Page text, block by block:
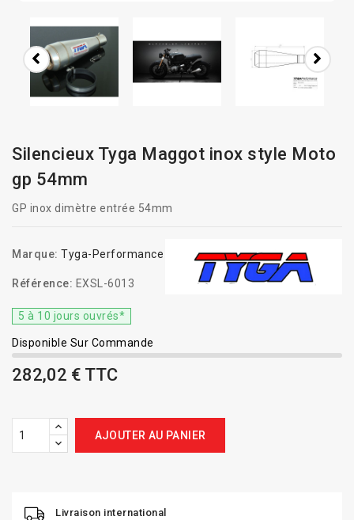
Silencieux Tyga Maggot inox style Moto
gp 54mm
GP inox dimètre entrée 54mm
Marque: Tyga-Performance
Référence: EXSL-6013
5 à 10 jours ouvrés*
Disponible Sur Commande
282,02 € TTC
AJOUTER AU PANIER
Livraison international